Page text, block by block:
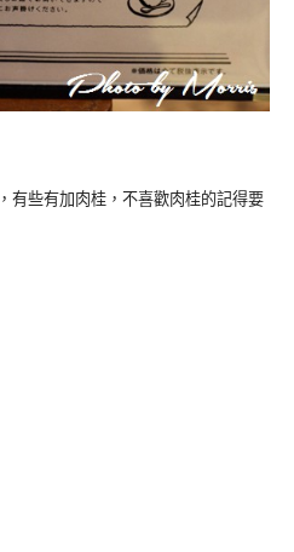
有些有加肉桂，不喜歡肉桂的記得要